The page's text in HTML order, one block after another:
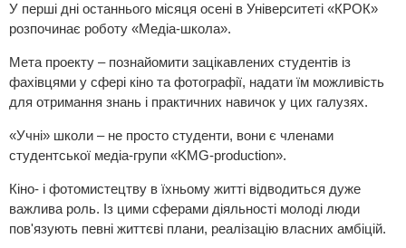
У перші дні останнього місяця осені в Університеті «КРОК»
розпочинає роботу «Медіа-школа».
Мета проекту – познайомити зацікавлених студентів із
фахівцями у сфері кіно та фотографії, надати їм можливість
для отримання знань і практичних навичок у цих галузях.
«Учні» школи – не просто студенти, вони є членами
студентської медіа-групи «KMG-production».
Кіно- і фотомистецтву в їхньому житті відводиться дуже
важлива роль. Із цими сферами діяльності молоді люди
пов'язують певні життєві плани, реалізацію власних амбіцій.